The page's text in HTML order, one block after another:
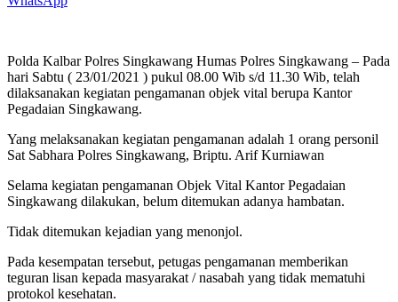
Polda Kalbar Polres Singkawang Humas Polres Singkawang – Pada
hari Sabtu ( 23/01/2021 ) pukul 08.00 Wib s/d 11.30 Wib, telah
dilaksanakan kegiatan pengamanan objek vital berupa Kantor
Pegadaian Singkawang.
Yang melaksanakan kegiatan pengamanan adalah 1 orang personil
Sat Sabhara Polres Singkawang, Briptu. Arif Kurniawan
Selama kegiatan pengamanan Objek Vital Kantor Pegadaian
Singkawang dilakukan, belum ditemukan adanya hambatan.
Tidak ditemukan kejadian yang menonjol.
Pada kesempatan tersebut, petugas pengamanan memberikan
teguran lisan kepada masyarakat / nasabah yang tidak mematuhi
protokol kesehatan.